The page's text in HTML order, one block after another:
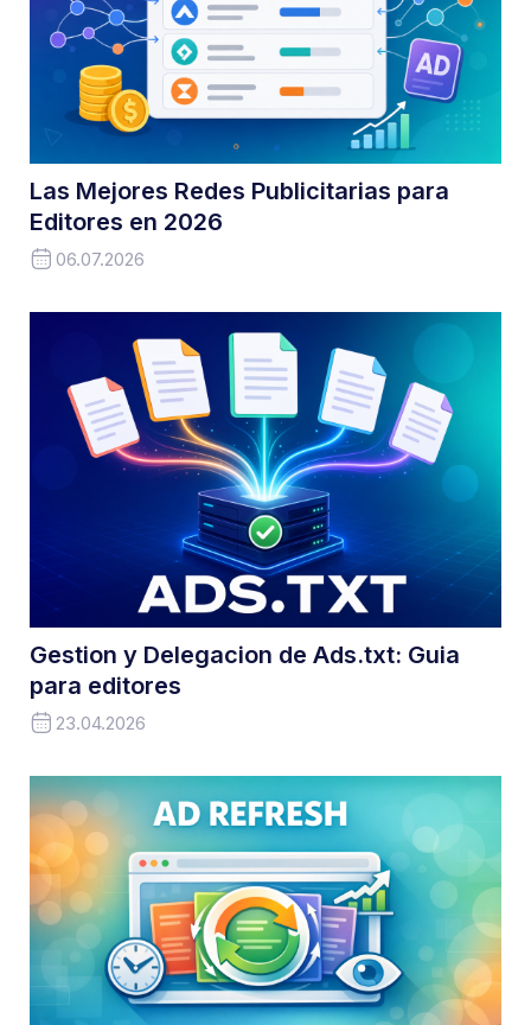
Las Mejores Redes Publicitarias para
Editores en 2026
06.07.2026
Gestion y Delegacion de Ads.txt: Guia
para editores
23.04.2026